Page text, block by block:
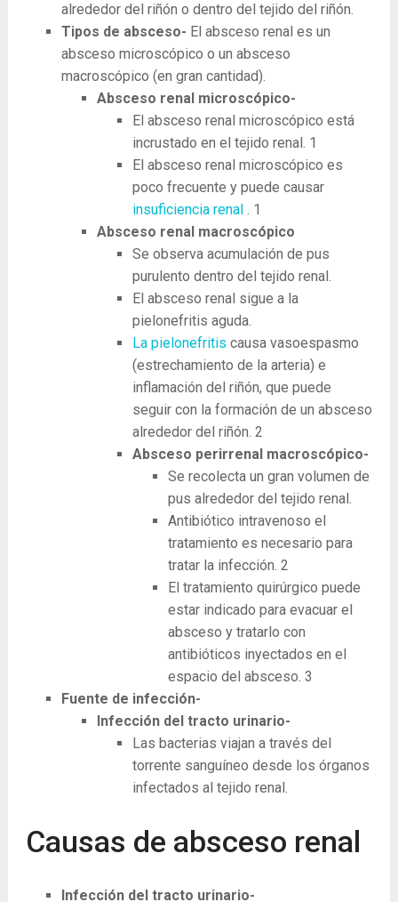
alrededor del riñón o dentro del tejido del riñón.
Tipos de absceso- El absceso renal es un
absceso microscópico o un absceso
macroscópico (en gran cantidad).
Absceso renal microscópico-
El absceso renal microscópico está
incrustado en el tejido renal. 1
El absceso renal microscópico es
poco frecuente y puede causar
insuficiencia renal . 1
Absceso renal macroscópico
Se observa acumulación de pus
purulento dentro del tejido renal.
El absceso renal sigue a la
pielonefritis aguda.
La pielonefritis causa vasoespasmo
(estrechamiento de la arteria) e
inflamación del riñón, que puede
seguir con la formación de un absceso
alrededor del riñón. 2
Absceso perirrenal macroscópico-
Se recolecta un gran volumen de
pus alrededor del tejido renal.
Antibiótico intravenoso el
tratamiento es necesario para
tratar la infección. 2
El tratamiento quirúrgico puede
estar indicado para evacuar el
absceso y tratarlo con
antibióticos inyectados en el
espacio del absceso. 3
Fuente de infección-
Infección del tracto urinario-
Las bacterias viajan a través del
torrente sanguíneo desde los órganos
infectados al tejido renal.
Causas de absceso renal
Infección del tracto urinario-